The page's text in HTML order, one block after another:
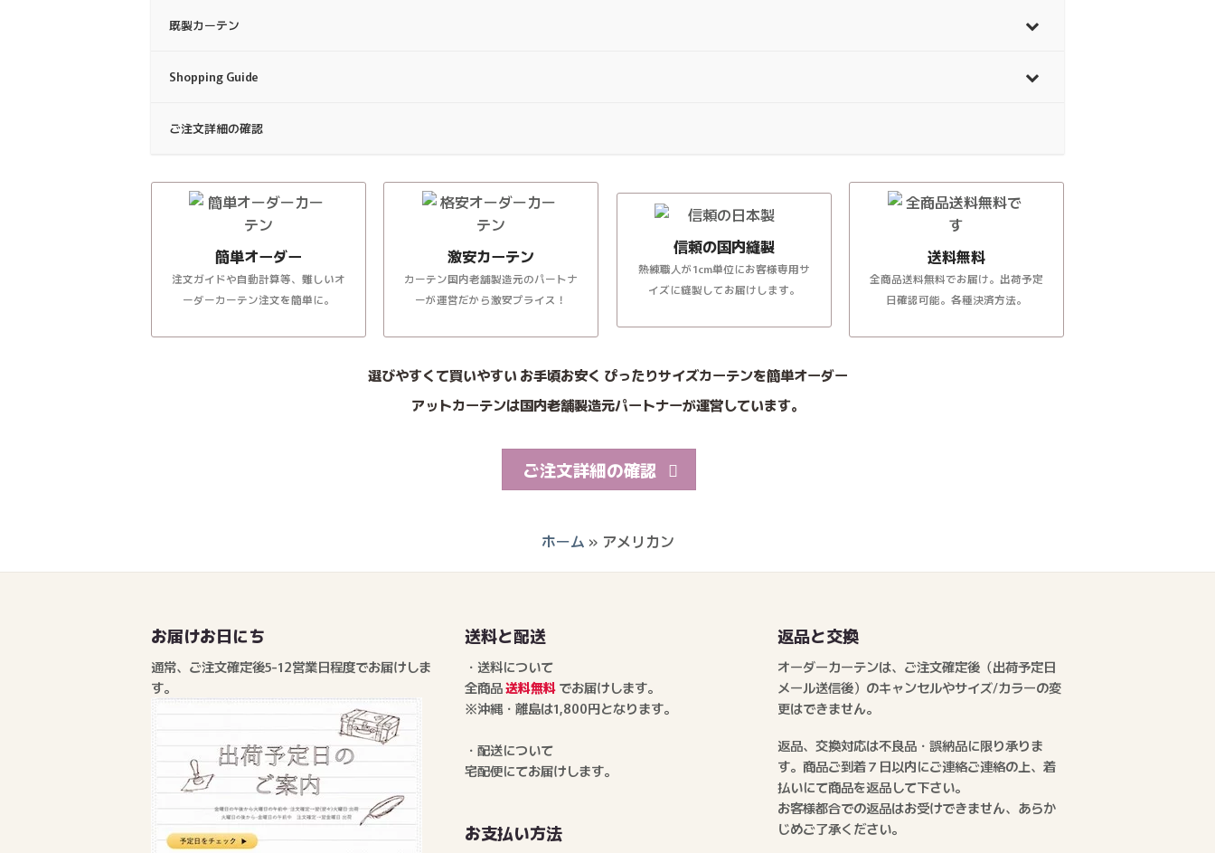
既製カーテン
Shopping Guide
ご注文詳細の確認
簡単オーダー
注文ガイドや自動計算等、難しいオ
ーダーカーテン注文を簡単に。
激安カーテン
カーテン国内老舗製造元のパートナ
ーが運営だから激安プライス！
信頼の国内縫製
熟練職人が1cm単位にお客様専用サ
イズに縫製してお届けします。
送料無料
全商品送料無料でお届け。出荷予定
日確認可能。各種決済方法。
選びやすくて買いやすい お手頃お安く ぴったりサイズカーテンを簡単オーダー
アットカーテンは国内老舗製造元パートナーが運営しています。
ご注文詳細の確認
ホーム » アメリカン
お届けお日にち
通常、ご注文確定後5-12営業日程度でお届けしま
す。
送料と配送
・送料について
全商品送料無料でお届けします。
※沖縄・離島は1,800円となります。
・配送について
宅配便にてお届けします。
お支払い方法
返品と交換
オーダーカーテンは、ご注文確定後（出荷予定日
メール送信後）のキャンセルやサイズ/カラーの変
更はできません。
返品、交換対応は不良品・誤納品に限り承りま
す。商品ご到着７日以内にご連絡ご連絡の上、着
払いにて商品を返品して下さい。
お客様都合での返品はお受けできません、あらか
じめご了承ください。